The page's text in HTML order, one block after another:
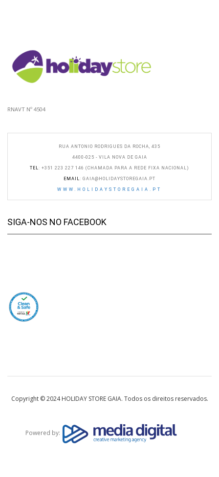
RNAVT Nº 4504
RUA ANTONIO RODRIGUES DA ROCHA, 435
4400-025 - VILA NOVA DE GAIA
TEL: +351 223 227 146 (CHAMADA PARA A REDE FIXA NACIONAL)
EMAIL: GAIA@HOLIDAYSTOREGAIA.PT
WWW.HOLIDAYSTOREGAIA.PT
SIGA-NOS NO FACEBOOK
Copyright © 2024 HOLIDAY STORE GAIA. Todos os direitos reservados.
Powered by: